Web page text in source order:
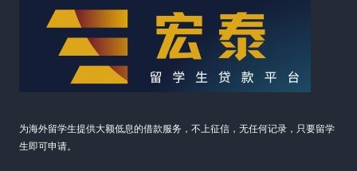
为海外留学生提供大额低息的借款服务，不上征信，无任何记录，只要留学
生即可申请。